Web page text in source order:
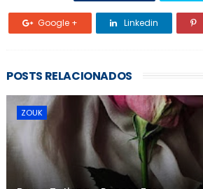
Google + Linkedin
POSTS RELACIONADOS
ZOUK